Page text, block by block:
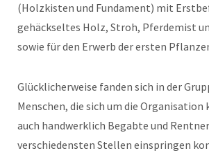
(Holzkisten und Fundament) mit
gehäckseltes Holz, Stroh, Pferdemist
sowie für den Erwerb der ersten
Glücklicherweise fanden sich in der
Menschen, die sich um die
auch handwerklich Begabte und
verschiedensten Stellen einspringen